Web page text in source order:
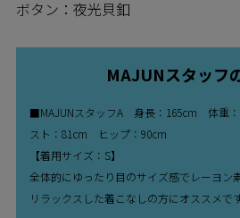
ボタン：夜光貝釦
MAJUNスタッフ
■MAJUNスタッフA 身長：165cm 体重
スト：81cm ヒップ：90cm
【着用サイズ：S】
全体的にゆったり目のサイズ感でレーヨン
リラックスした着こなしの方にオススメです